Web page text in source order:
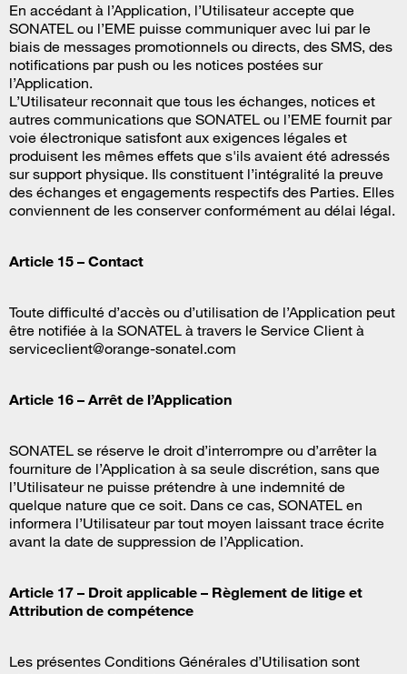
En accédant à l’Application, l’Utilisateur accepte que
SONATEL ou l’EME puisse communiquer avec lui par le
biais de messages promotionnels ou directs, des SMS, des
notifications par push ou les notices postées sur
l’Application.
L’Utilisateur reconnait que tous les échanges, notices et
autres communications que SONATEL ou l’EME fournit par
voie électronique satisfont aux exigences légales et
produisent les mêmes effets que s'ils avaient été adressés
sur support physique. Ils constituent l’intégralité la preuve
des échanges et engagements respectifs des Parties. Elles
conviennent de les conserver conformément au délai légal.
Article 15 – Contact
Toute difficulté d’accès ou d’utilisation de l’Application peut
être notifiée à la SONATEL à travers le Service Client à
serviceclient@orange-sonatel.com
Article 16 – Arrêt de l’Application
SONATEL se réserve le droit d’interrompre ou d’arrêter la
fourniture de l’Application à sa seule discrétion, sans que
l’Utilisateur ne puisse prétendre à une indemnité de
quelque nature que ce soit. Dans ce cas, SONATEL en
informera l’Utilisateur par tout moyen laissant trace écrite
avant la date de suppression de l’Application.
Article 17 – Droit applicable – Règlement de litige et
Attribution de compétence
Les présentes Conditions Générales d’Utilisation sont